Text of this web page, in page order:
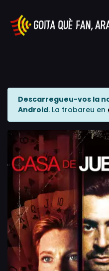
Descarregueu-vos la
Android. La trobareu en